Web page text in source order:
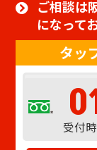
ご相談は
になって
タッ
受付